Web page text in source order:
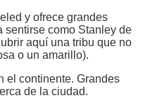
y ofrece grandes
sentirse como Stanley de
aquí una tribu que no
o un amarillo).
el continente. Grandes
de la ciudad.